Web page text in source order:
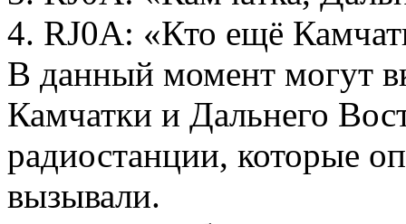
4. RJ0A: «Кто ещё
В данный момент могут
Камчатки и Дальнего
радиостанции, которые
вызывали.